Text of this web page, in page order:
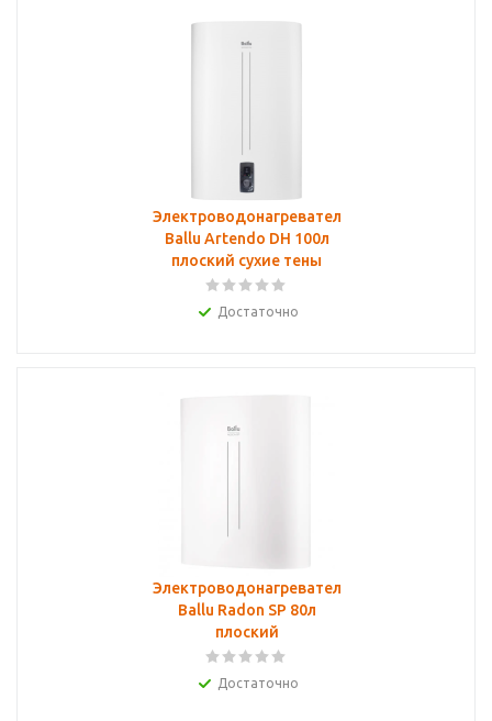
Электроводонагреватель
Ballu Artendo DH 100л
плоский сухие тены
Достаточно
Электроводонагреватель
Ballu Radon SP 80л
плоский
Достаточно